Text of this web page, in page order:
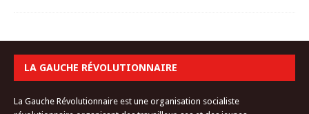
LA GAUCHE RÉVOLUTIONNAIRE
La Gauche Révolutionnaire est une organisation socialiste